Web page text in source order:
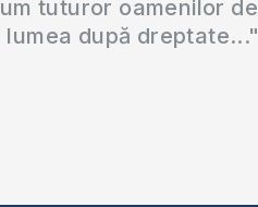
tuturor oamenilor de
după dreptate..."